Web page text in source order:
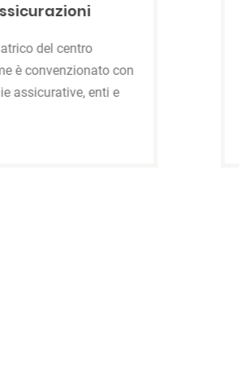
Medico 75 mette a
e ristoranti ad Acqui
ai clienti che
più sedute consecutive.